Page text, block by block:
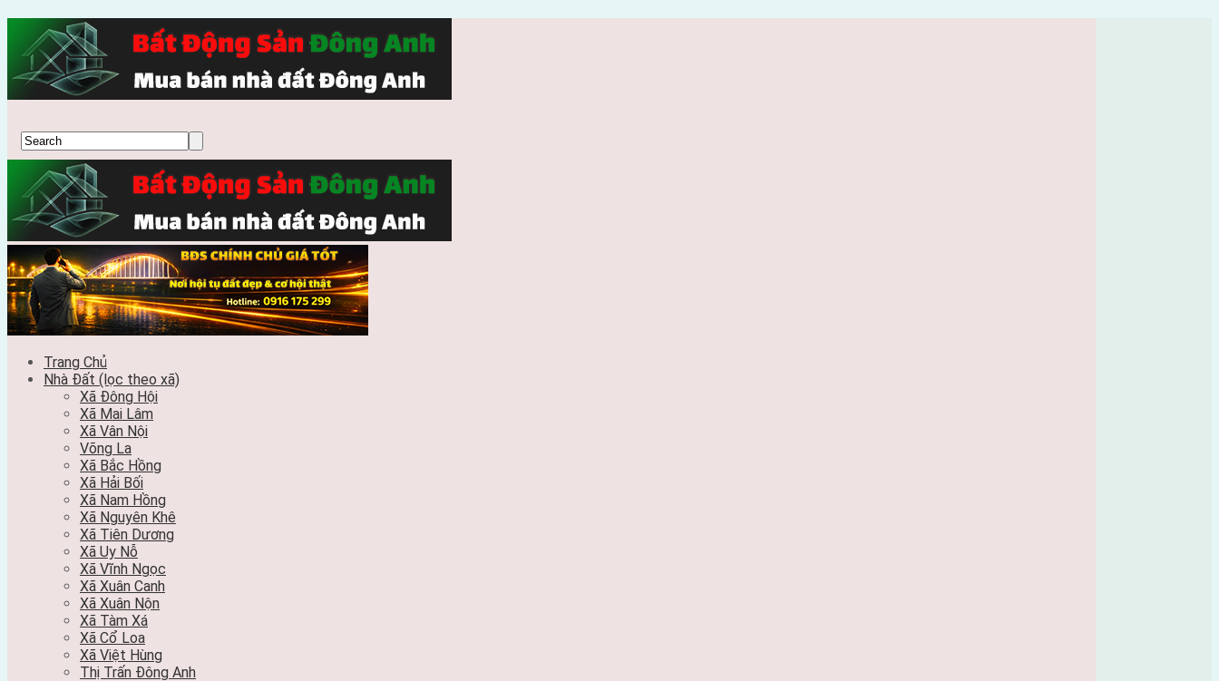
Trang Chủ
Nhà Đất (lọc theo xã)
Xã Đông Hội
Xã Mai Lâm
Xã Vân Nội
Võng La
Xã Bắc Hồng
Xã Hải Bối
Xã Nam Hồng
Xã Nguyên Khê
Xã Tiên Dương
Xã Uy Nỗ
Xã Vĩnh Ngọc
Xã Xuân Canh
Xã Xuân Nộn
Xã Tàm Xá
Xã Cổ Loa
Xã Việt Hùng
Thị Trấn Đông Anh